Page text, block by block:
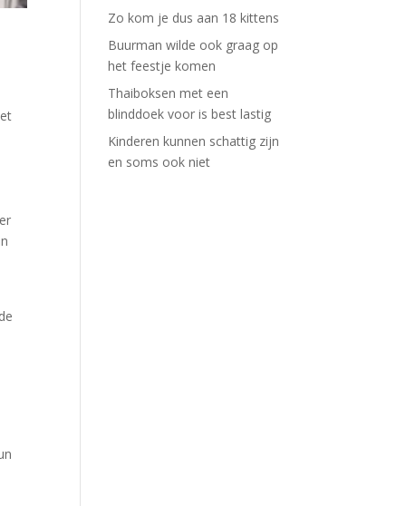
Zo kom je dus aan 18 kittens
Buurman wilde ook graag op
het feestje komen
Thaiboksen met een
blinddoek voor is best lastig
Kinderen kunnen schattig zijn
en soms ook niet